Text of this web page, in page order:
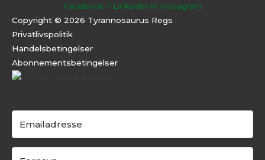
Facebook-f Linkedin-in Instagram
Copyright © 2026 Tyrannosaurus Regs
Privatlivspolitik
Handelsbetingelser
Abonnementsbetingelser